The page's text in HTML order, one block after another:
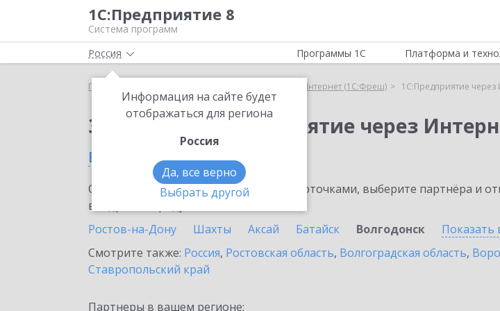
1С:Предприятие 8
Система программ
Россия
Информация на сайте будет
отображаться для региона
Россия
Да, все верно
Выбрать другой
Программы 1С Платформа и
Главная 1С:Предприятие через Интернет (1С:Фреш) 1С:Предприятие
Заказать 1С:Предприятие через
в Волгодонске
Ознакомьтесь с информационными карточками, выберите партнёра и
внедрение продукта.
Ростов-на-Дону
Шахты Аксай Батайск Волгодонск Показать
Смотрите также: Россия, Ростовская область, Волгоградская область,
Ставропольский край
Партнеры в вашем регионе: